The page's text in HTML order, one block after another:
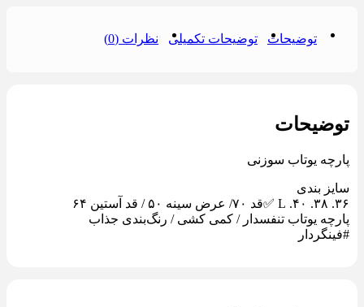
توضیحات توضیحات تکمیلی نظرات (0)
توضیحات
پارچه یوتاب سوزنی
سایز بندی
پارچه یوتاب تنفسدار / کمی کشی / رنگ‌بندی جذاب
#فینگردار